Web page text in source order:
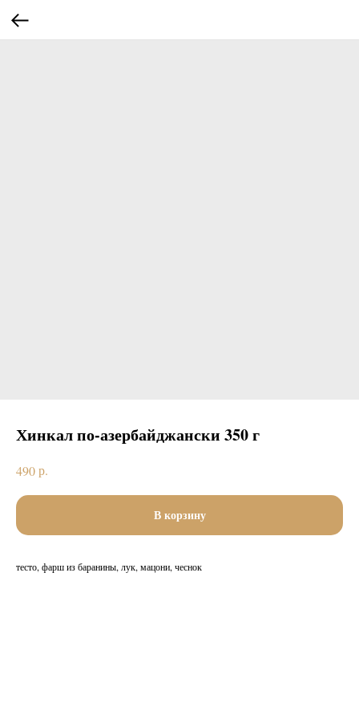
Хинкал по-азербайджански 350 г
490р.
В корзину
тесто, фарш из баранины, лук, мацони, чеснок